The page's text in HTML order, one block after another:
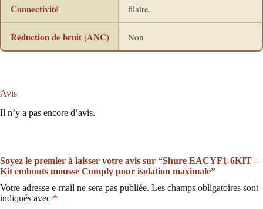
Connectivité filaire
Réduction de bruit (ANC) Non
Avis
Il n’y a pas encore d’avis.
Soyez le premier à laisser votre avis sur “Shure EACYF1-6KIT –
Kit embouts mousse Comply pour isolation maximale”
Votre adresse e-mail ne sera pas publiée. Les champs obligatoires sont
indiqués avec *